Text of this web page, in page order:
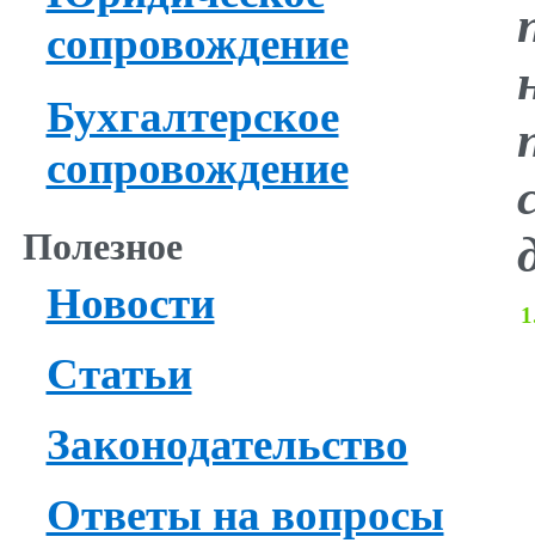
сопровождение
Бухгалтерское
сопровождение
Полезное
Новости
Статьи
Законодательство
Ответы на вопросы